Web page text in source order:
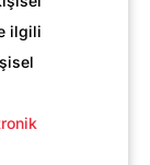
ilgili